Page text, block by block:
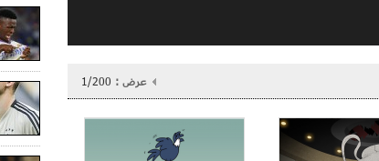
عرض : 1/200